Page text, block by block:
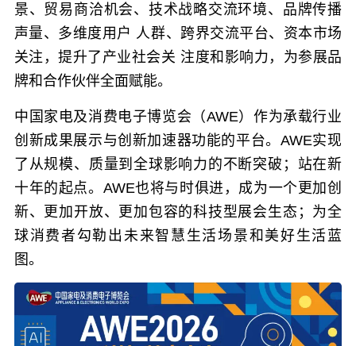
景、贸易商洽机会、技术战略交流环境、品牌传播
声量、多维度用户 人群、跨界交流平台、资本市场
关注，提升了产业社会关 注度和影响力，为参展品
牌和合作伙伴全面赋能。
中国家电及消费电子博览会（AWE）作为承载行业
创新成果展示与创新加速器功能的平台。AWE实现
了从规模、质量到全球影响力的不断突破；站在新
十年的起点。AWE也将与时俱进，成为一个更加创
新、更加开放、更加包容的科技型展会生态； 为全
球消费者勾勒出未来智慧生活场景和美好生活蓝
图。